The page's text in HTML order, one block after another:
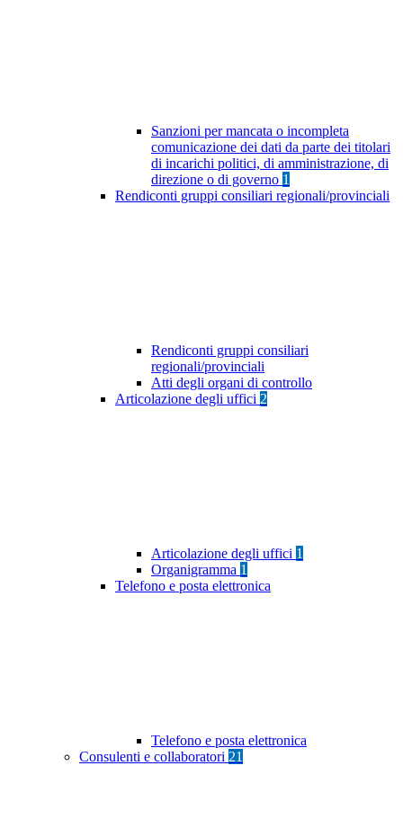
Sanzioni per mancata o incompleta
comunicazione dei dati da parte dei titolari
di incarichi politici, di amministrazione, di
direzione o di governo 1
Rendiconti gruppi consiliari regionali/provinciali
Rendiconti gruppi consiliari
regionali/provinciali
Atti degli organi di controllo
Articolazione degli uffici 2
Articolazione degli uffici 1
Organigramma 1
Telefono e posta elettronica
Telefono e posta elettronica
Consulenti e collaboratori 21